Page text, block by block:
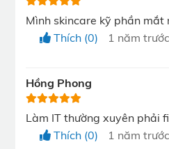
Mình skincare kỹ phần
Thích (0)
1 năm trước
Hồng Phong
Làm IT thường xuyên phải
Thích (0)
1 năm trước